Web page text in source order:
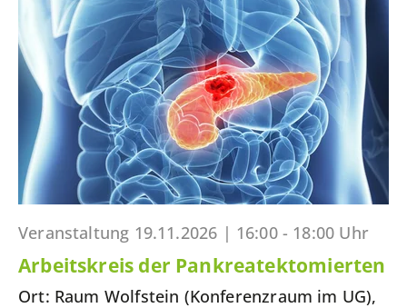
Veranstaltung 19.11.2026 | 16:00 - 18:00 Uhr
Arbeitskreis der Pankreatektomierten
Ort: Raum Wolfstein (Konferenzraum im UG),